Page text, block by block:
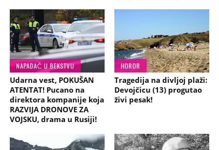
NAPADAČ U BEKSTVU
Udarna vest, POKUŠAN
ATENTAT! Pucano na
direktora kompanije koja
RAZVIJA DRONOVE ZA
VOJSKU, drama u Rusiji!
HOROR
Tragedija na divljoj plaži:
Devojčicu (13) progutao
živi pesak!